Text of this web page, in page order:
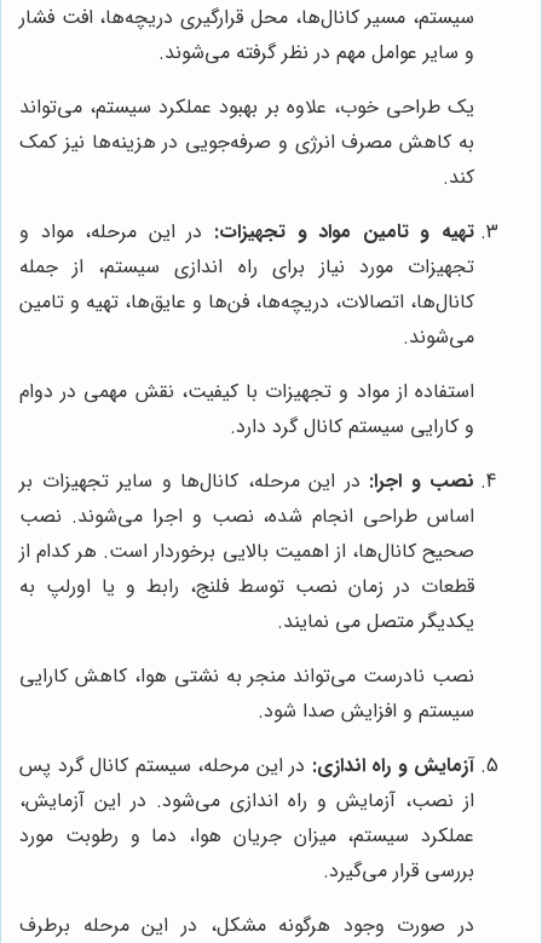
سیستم، مسیر کانال‌ها، محل قرارگیری دریچه‌ها، افت فشار
و سایر عوامل مهم در نظر گرفته می‌شوند.
یک طراحی خوب، علاوه بر بهبود عملکرد سیستم، می‌تواند
به کاهش مصرف انرژی و صرفه‌جویی در هزینه‌ها نیز کمک
کند.
تهیه و تامین مواد و تجهیزات: در این مرحله، مواد و
تجهیزات مورد نیاز برای راه اندازی سیستم، از جمله
کانال‌ها، اتصالات، دریچه‌ها، فن‌ها و عایق‌ها، تهیه و تامین
می‌شوند.
استفاده از مواد و تجهیزات با کیفیت، نقش مهمی در دوام
و کارایی سیستم کانال گرد دارد.
نصب و اجرا: در این مرحله، کانال‌ها و سایر تجهیزات بر
اساس طراحی انجام شده، نصب و اجرا می‌شوند. نصب
صحیح کانال‌ها، از اهمیت بالایی برخوردار است. هر کدام از
قطعات در زمان نصب توسط فلنج، رابط و یا اورلپ به
یکدیگر متصل می نمایند.
نصب نادرست می‌تواند منجر به نشتی هوا، کاهش کارایی
سیستم و افزایش صدا شود.
آزمایش و راه اندازی: در این مرحله، سیستم کانال گرد پس
از نصب، آزمایش و راه اندازی می‌شود. در این آزمایش،
عملکرد سیستم، میزان جریان هوا، دما و رطوبت مورد
بررسی قرار می‌گیرد.
در صورت وجود هرگونه مشکل، در این مرحله برطرف